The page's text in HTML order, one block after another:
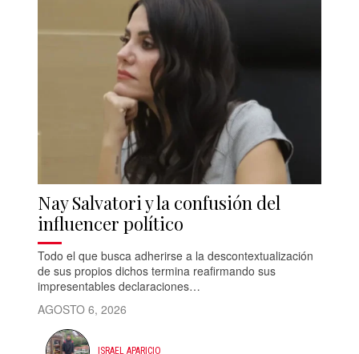
Nay Salvatori y la confusión del
influencer político
Todo el que busca adherirse a la descontextualización
de sus propios dichos termina reafirmando sus
impresentables declaraciones…
AGOSTO 6, 2026
ISRAEL APARICIO